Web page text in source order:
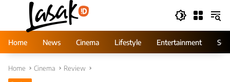
Home
News Cinema Lifestyle Entertainment
Home Cinema Review